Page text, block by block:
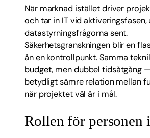
När marknad istället driver
och tar in IT vid aktiveringsfasen,
datastyrningsfrågorna sent.
Säkerhetsgranskningen blir en
än en kontrollpunkt. Samma
budget, men dubbel tidsåtgång
betydligt sämre relation mellan
när projektet väl är i mål.
Rollen för personen